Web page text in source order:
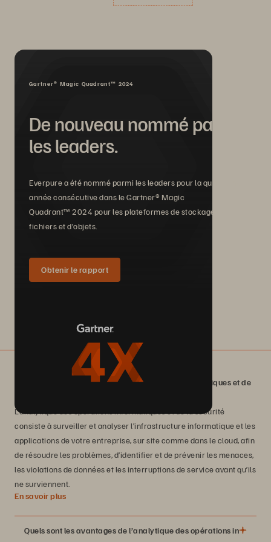
Gartner® Magic Quadrant™ 2024
De nouveau nommé parmi
les leaders.
Everpure a été nommé parmi les leaders pour la quatrième
année consécutive dans le Gartner® Magic
Quadrant™ 2024 pour les plateformes de stockage de
fichiers et d’objets.
Obtenir le rapport
En quoi consiste l’analytique des opérations informatiques et de
L’analytique des opérations informatiques et de la sécurité
consiste à surveiller et analyser l’infrastructure informatique et les
applications de votre entreprise, sur site comme dans le cloud, afin
de résoudre les problèmes, d’identifier et de prévenir les menaces,
les violations de données et les interruptions de service avant qu’ils
ne surviennent.
En savoir plus
Quels sont les avantages de l’analytique des opérations